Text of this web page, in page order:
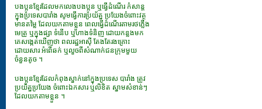
បងប្អូនខ្មែរដែលមកលេងបងប្អូន ឬធ្វើដំណើរ កំសាន្ត
ក្នុងប្រទេសបារាំង សូមធ្វើការប្រយ័ត្ន ប្រយែងចំពោះវត្ថុ
មានតម្លៃ ដែលយកតាមខ្លួន ពេលធ្វើដំណើរតាមរថភ្លើង
មេត្រូ ឬក្នុងផ្សា ទំនើប ឬហាងទំនិញ ដោយកន្លងមក
គេសង្កេតឃើញថា ពលរដ្ឋអាស៊ី តែងតែរងគ្រោះ
ដោយសារ អំពើឆក់ ឬលួចពីសំណាក់ជនក្រុមមួយ
ចំនួនតូច ។
បងប្អូនខ្មែរដែលកំពុងស្នាក់នៅក្នុងប្រទេស បារាំង ត្រូវ
ប្រយ័ត្នប្រយែង ចំពោះឯកសារ​ ឬលិខិត ស្នាមសំខាន់ៗ
ដែលយកតាមខ្លួន ។